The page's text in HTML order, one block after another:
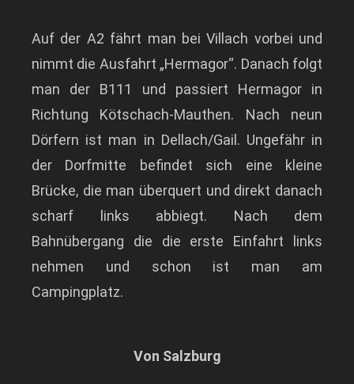
Auf der A2 fährt man bei Villach vorbei und
nimmt die Ausfahrt „Hermagor“. Danach folgt
man der B111 und passiert Hermagor in
Richtung Kötschach-Mauthen. Nach neun
Dörfern ist man in Dellach/Gail. Ungefähr in
der Dorfmitte befindet sich eine kleine
Brücke, die man überquert und direkt danach
scharf links abbiegt. Nach dem
Bahnübergang die die erste Einfahrt links
nehmen und schon ist man am
Campingplatz.
Von Salzburg